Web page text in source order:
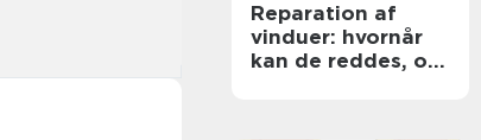
Reparation af
vinduer: hvornår
kan de reddes, og